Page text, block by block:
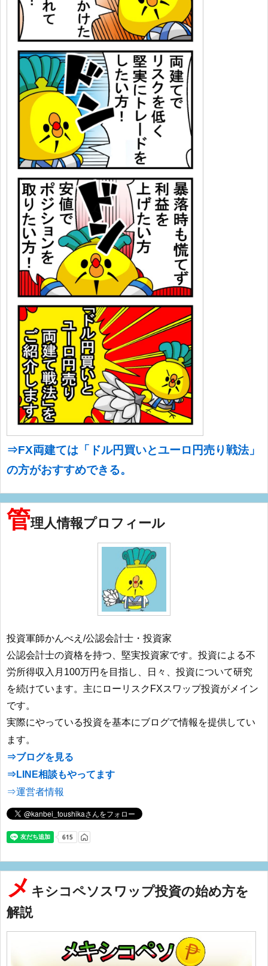
⇒FX両建ては「ドル円買いとユーロ円売り戦法」
の方がおすすめできる。
管理人情報プロフィール
投資軍師かんべえ/公認会計士・投資家
公認会計士の資格を持つ、堅実投資家です。投資による不
労所得収入月100万円を目指し、日々、投資について研究
を続けています。主にローリスクFXスワップ投資がメイン
です。
実際にやっている投資を基本にブログで情報を提供してい
ます。
⇒ブログを見る
⇒LINE相談もやってます
⇒運営者情報
メ キシコペソスワップ投資の始め方を
解説